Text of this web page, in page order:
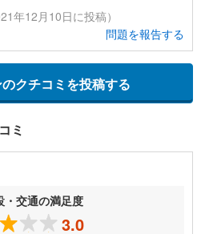
年12月10日に投稿）
問題を報告する
クチコミを投稿する
ミ
・交通の満足度
3.0